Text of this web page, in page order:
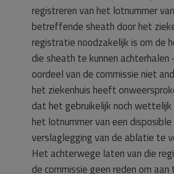
registreren van het lotnummer
betreffende sheath door het
registratie noodzakelijk is om de
die sheath te kunnen
oordeel van de commissie niet
het ziekenhuis heeft
dat het gebruikelijk noch wettelijk
het lotnummer van een
verslaglegging van de ablatie te
Het achterwege laten van die
de commissie geen reden om